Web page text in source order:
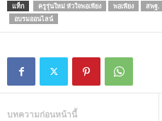
แท็ก ครูรุ่นใหม่ หัวใจพอเพียง พอเพียง สพฐ.
อบรมออนไลน์
บทความก่อนหน้านี้